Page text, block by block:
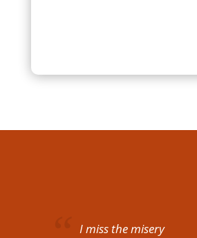
I miss the misery